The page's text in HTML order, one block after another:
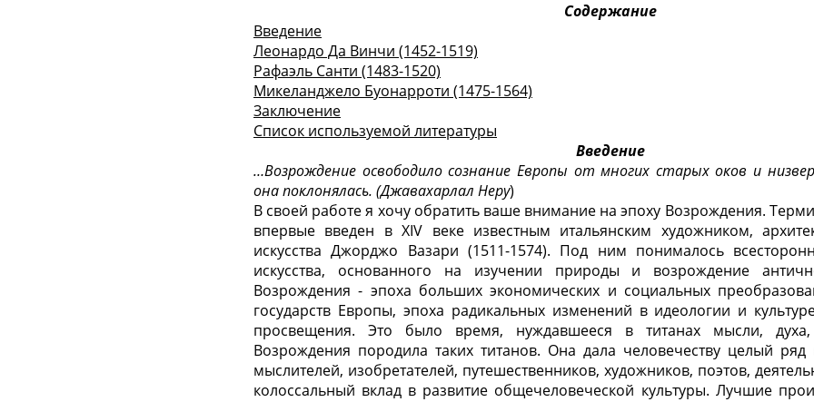
Содержание
Введение
Леонардо Да Винчи (1452-1519)
Рафаэль Санти (1483-1520)
Микеланджело Буонарроти (1475-1564)
Заключение
Список используемой литературы
Введение
…Возрождение освободило сознание Европы от многих старых оков и
она поклонялась. (Джавахарлал Неру)
В своей работе я хочу обратить ваше внимание на эпоху Возрождения.
впервые введен в XIV веке известным итальянским художником,
искусства Джорджо Вазари (1511-1574). Под ним понималось
искусства, основанного на изучении природы и возрождение
Возрождения - эпоха больших экономических и социальных
государств Европы, эпоха радикальных изменений в идеологии и
просвещения. Это было время, нуждавшееся в титанах мысли,
Возрождения породила таких титанов. Она дала человечеству целый
мыслителей, изобретателей, путешественников, художников, поэтов,
колоссальный вклад в развитие общечеловеческой культуры. Лучшие